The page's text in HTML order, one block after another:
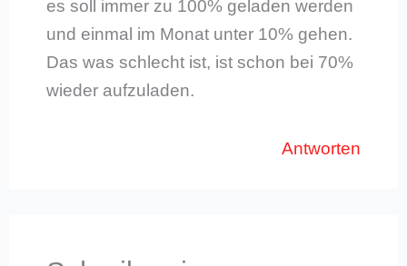
es soll immer zu 100% geladen werden
und einmal im Monat unter 10% gehen.
Das was schlecht ist, ist schon bei 70%
wieder aufzuladen.
Antworten